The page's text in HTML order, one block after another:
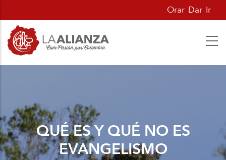
al
contenido
principal
Orar Dar Ir
QUÉ ES Y QUÉ NO ES
EVANGELISMO